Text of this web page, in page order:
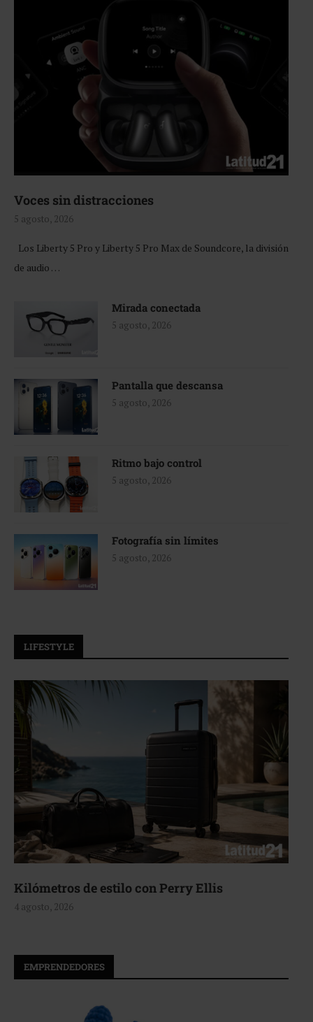
Voces sin distracciones
5 agosto, 2026
Los Liberty 5 Pro y Liberty 5 Pro Max de Soundcore, la división
de audio …
Mirada conectada
5 agosto, 2026
Pantalla que descansa
5 agosto, 2026
Ritmo bajo control
5 agosto, 2026
Fotografía sin límites
5 agosto, 2026
LIFESTYLE
Aerie, texturas que fluyen
4 agosto, 2026
EMPRENDEDORES